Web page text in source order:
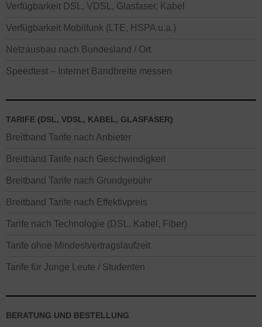
Verfügbarkeit DSL, VDSL, Glasfaser, Kabel
Verfügbarkeit Mobilfunk (LTE, HSPA u.a.)
Netzausbau nach Bundesland / Ort
Speedtest – Internet Bandbreite messen
TARIFE (DSL, VDSL, KABEL, GLASFASER)
Breitband Tarife nach Anbieter
Breitband Tarife nach Geschwindigkeit
Breitband Tarife nach Grundgebühr
Breitband Tarife nach Effektivpreis
Tarife nach Technologie (DSL, Kabel, Fiber)
Tarife ohne Mindestvertragslaufzeit
Tarife für Junge Leute / Studenten
BERATUNG UND BESTELLUNG